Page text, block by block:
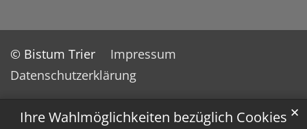
Ihre Wahlmöglichkeiten bezüglich Cookies ✕
© Bistum Trier
Impressum
Datenschutzerklärung